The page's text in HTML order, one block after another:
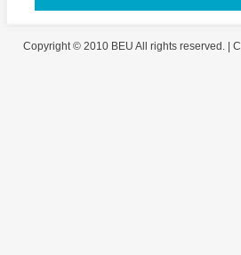
Copyright © 2010 BEU All rights reserved. |